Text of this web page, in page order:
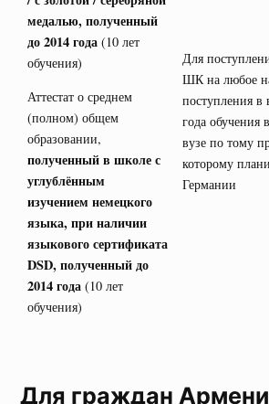
медалью, полученный
до 2014 года(10 лет
обучения)
Для
ШК на любое
поступления в
года обучения
вузе по тому
которому
Германии
Аттестат о среднем
(полном) общем
образовании,
полученный в школе с
углублённым
изучением немецкого
языка, при наличии
языкового сертификата
DSD, полученный до
2014 года(10 лет
обучения)
Для граждан